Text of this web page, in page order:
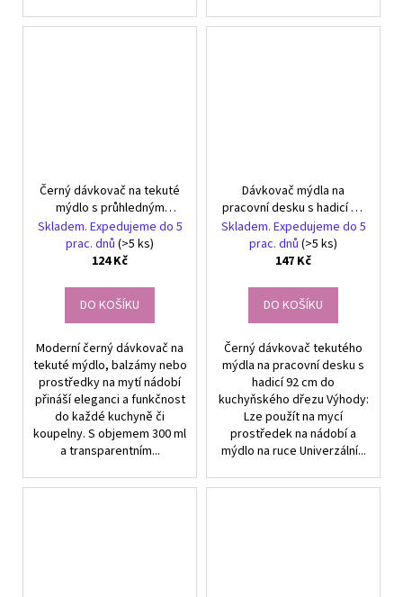
Černý dávkovač na tekuté
mýdlo s průhledným
vzhledem, 300 ml
Skladem. Expedujeme do 5
prac. dnů (>5 ks)
124 Kč
DO KOŠÍKU
Moderní černý dávkovač na
tekuté mýdlo, balzámy nebo
prostředky na mytí nádobí
přináší eleganci a funkčnost
do každé kuchyně či
koupelny. S objemem 300 ml
a transparentním...
Dávkovač mýdla na
pracovní desku s hadicí do
dřezu, černý
Skladem. Expedujeme do 5
prac. dnů (>5 ks)
147 Kč
DO KOŠÍKU
Černý dávkovač tekutého
mýdla na pracovní desku s
hadicí 92 cm do
kuchyňského dřezu Výhody:
Lze použít na mycí
prostředek na nádobí a
mýdlo na ruce Univerzální...